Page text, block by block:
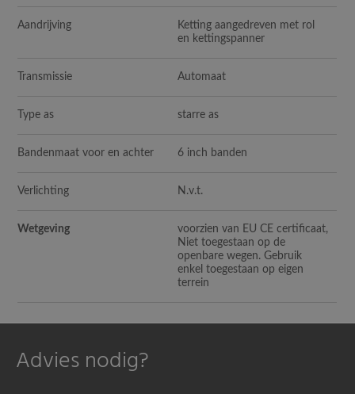
Aandrijving
Ketting aangedreven met rol
en kettingspanner
Transmissie Automaat
Type as starre as
Bandenmaat voor en achter 6 inch banden
Verlichting N.v.t.
Wetgeving
voorzien van EU CE certificaat,
Niet toegestaan op de
openbare wegen. Gebruik
enkel toegestaan op eigen
terrein
Advies nodig?